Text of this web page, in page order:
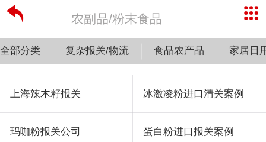
农副品/粉末食品
全部分类 复杂报关/物流 食品农产品 家居日
上海辣木籽报关 冰激凌粉进口清关案例
玛咖粉报关公司 蛋白粉进口报关案例